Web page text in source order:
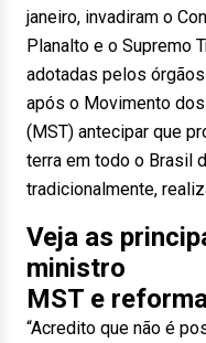
janeiro, invadiram o
Planalto e o Supremo
adotadas pelos
após o Movimento
(MST) antecipar que
terra em todo o Brasil
tradicionalmente,
Veja as
ministro
MST e
“Acredito que não é